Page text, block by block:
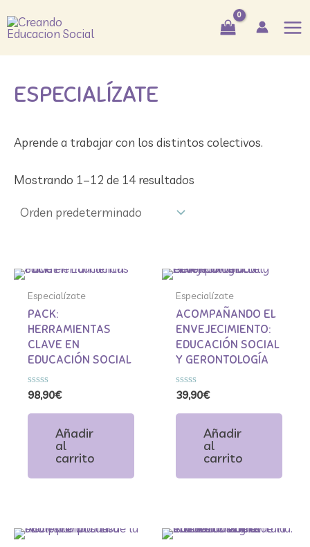
al
contenido
ESPECIALÍZATE
Aprende a trabajar con los distintos colectivos.
Mostrando 1–12 de 14 resultados
Especialízate
PACK:
HERRAMIENTAS
CLAVE EN
EDUCACIÓN SOCIAL
Valorado
con
0
98,90€
Añadir
al
carrito
Especialízate
Especialízate
ACOMPAÑANDO EL
ENVEJECIMIENTO:
EDUCACIÓN SOCIAL
Y GERONTOLOGÍA
Valorado
con
0
39,90€
Añadir
al
carrito